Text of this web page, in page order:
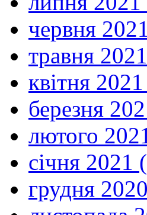
червня
травня
квітня
березня
лютого
січня 2021
грудня